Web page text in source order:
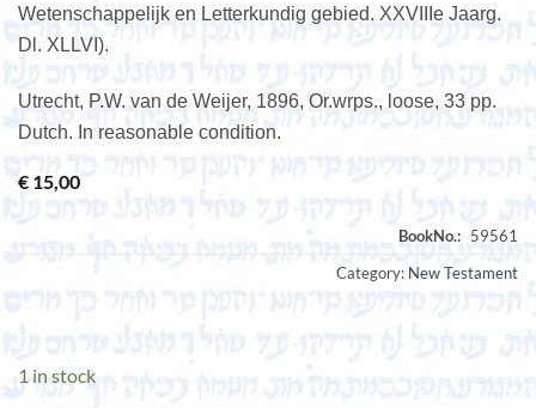
Wetenschappelijk en Letterkundig gebied. XXVIIIe Jaarg.
Dl. XLLVI).
Utrecht, P.W. van de Weijer, 1896, Or.wrps., loose, 33 pp.
Dutch. In reasonable condition.
€ 15,00
Category: New Testament
1 in stock